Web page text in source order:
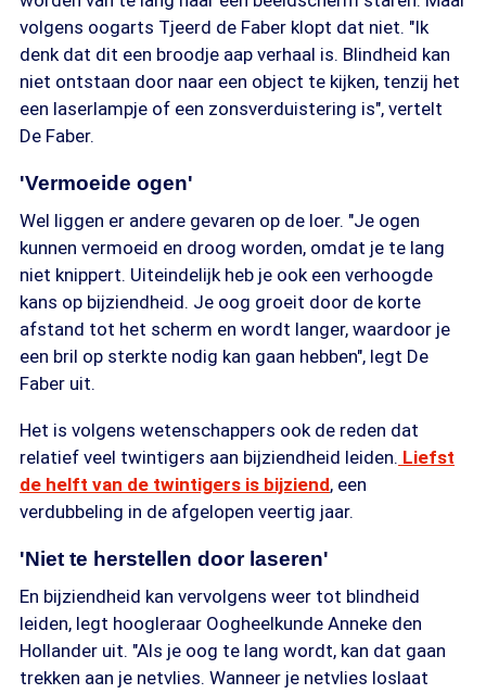
volgens oogarts Tjeerd de Faber klopt dat niet. "Ik
denk dat dit een broodje aap verhaal is. Blindheid kan
niet ontstaan door naar een object te kijken, tenzij het
een laserlampje of een zonsverduistering is", vertelt
De Faber.
'Vermoeide ogen'
Wel liggen er andere gevaren op de loer. "Je ogen
kunnen vermoeid en droog worden, omdat je te lang
niet knippert. Uiteindelijk heb je ook een verhoogde
kans op bijziendheid. Je oog groeit door de korte
afstand tot het scherm en wordt langer, waardoor je
een bril op sterkte nodig kan gaan hebben", legt De
Faber uit.
Het is volgens wetenschappers ook de reden dat
relatief veel twintigers aan bijziendheid leiden. Liefst
de helft van de twintigers is bijziend, een
verdubbeling in de afgelopen veertig jaar.
'Niet te herstellen door laseren'
En bijziendheid kan vervolgens weer tot blindheid
leiden, legt hoogleraar Oogheelkunde Anneke den
Hollander uit. "Als je oog te lang wordt, kan dat gaan
trekken aan je netvlies. Wanneer je netvlies loslaat